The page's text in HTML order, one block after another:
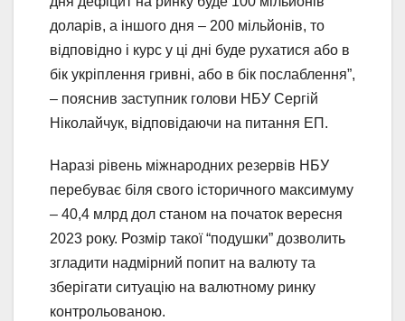
доларів, а іншого дня – 200 мільйонів, то
відповідно і курс у ці дні буде рухатися або в
бік укріплення гривні, або в бік послаблення”,
– пояснив заступник голови НБУ Сергій
Ніколайчук, відповідаючи на питання ЕП.
Наразі рівень міжнародних резервів НБУ
перебуває біля свого історичного максимуму
– 40,4 млрд дол станом на початок вересня
2023 року. Розмір такої “подушки” дозволить
згладити надмірний попит на валюту та
зберігати ситуацію на валютному ринку
контрольованою.